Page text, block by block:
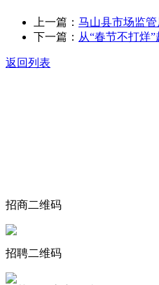
上一篇： 马山县市场监
下一篇： 从“春节不打烊
返回列表
招商二维码
招聘二维码